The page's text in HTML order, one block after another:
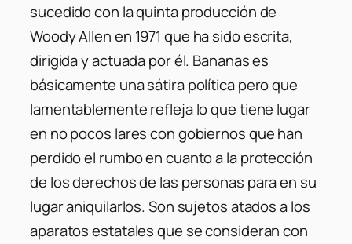
sucedido con la quinta producción de
Woody Allen en 1971 que ha sido escrita,
dirigida y actuada por él. Bananas es
básicamente una sátira política pero que
lamentablemente refleja lo que tiene lugar
en no pocos lares con gobiernos que han
perdido el rumbo en cuanto a la protección
de los derechos de las personas para en su
lugar aniquilarlos. Son sujetos atados a los
aparatos estatales que se consideran con